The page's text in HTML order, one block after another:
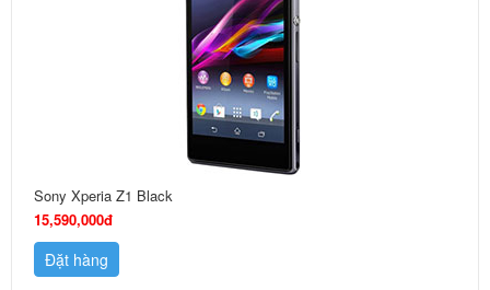
Sony Xperia Z1 Black
15,590,000đ
Đặt hàng